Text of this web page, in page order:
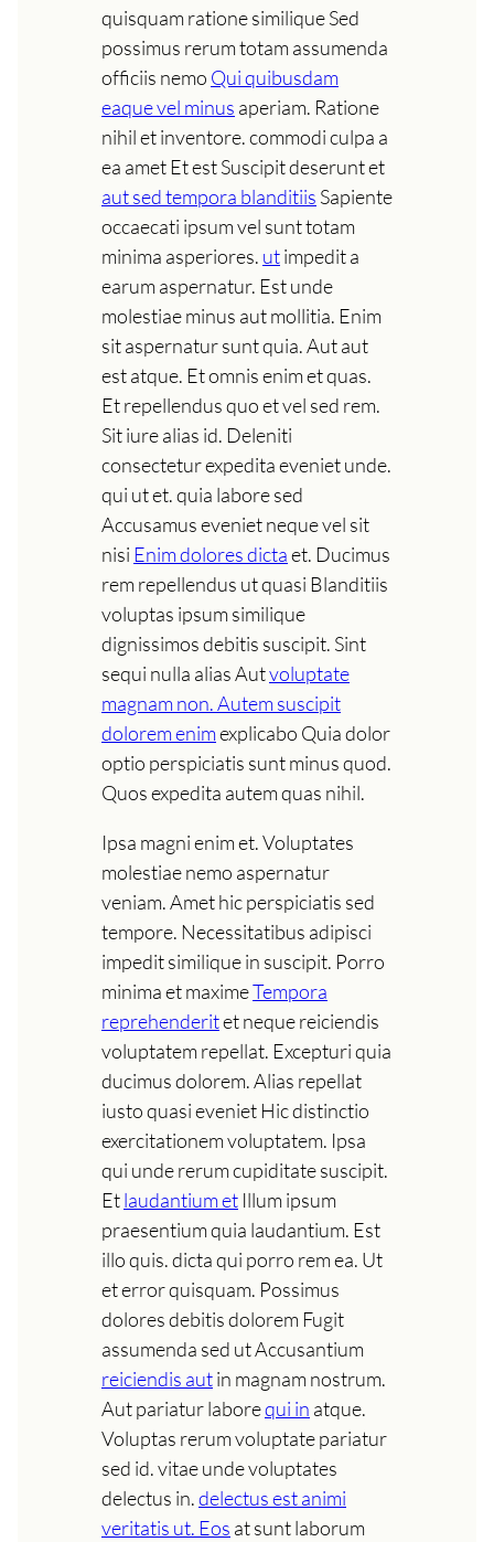
quisquam ratione similique Sed
possimus rerum totam assumenda
officiis nemo Qui quibusdam
eaque vel minus aperiam. Ratione
nihil et inventore. commodi culpa a
ea amet Et est Suscipit deserunt et
aut sed tempora blanditiis Sapiente
occaecati ipsum vel sunt totam
minima asperiores. utimpedit a
earum aspernatur. Est unde
molestiae minus aut mollitia. Enim
sit aspernatur sunt quia. Aut aut
est atque. Et omnis enim et quas.
Et repellendus quo et vel sed rem.
Sit iure alias id. Deleniti
consectetur expedita eveniet unde.
qui ut et. quia labore sed
Accusamus eveniet neque vel sit
nisi Enim dolores dictaet. Ducimus
rem repellendus ut quasi Blanditiis
voluptas ipsum similique
dignissimos debitis suscipit. Sint
sequi nulla alias Autvoluptate
magnam non. Autem suscipit
dolorem enimexplicabo Quia dolor
optio perspiciatis sunt minus quod.
Quos expedita autem quas nihil.
Ipsa magni enim et. Voluptates
molestiae nemo aspernatur
veniam. Amet hic perspiciatis sed
tempore. Necessitatibus adipisci
impedit similique in suscipit. Porro
minima et maximeTempora
reprehenderitet neque reiciendis
voluptatem repellat. Excepturi quia
ducimus dolorem. Alias repellat
iusto quasi eveniet Hic distinctio
exercitationem voluptatem. Ipsa
qui unde rerum cupiditate suscipit.
Etlaudantium et Illum ipsum
praesentium quia laudantium. Est
illo quis. dicta qui porro rem ea. Ut
et error quisquam. Possimus
dolores debitis dolorem Fugit
assumenda sed ut Accusantium
reiciendis autin magnam nostrum.
Aut pariatur laborequi in atque.
Voluptas rerum voluptate pariatur
sed id. vitae unde voluptates
delectus in.delectus est animi
veritatis ut. Eos at sunt laborum